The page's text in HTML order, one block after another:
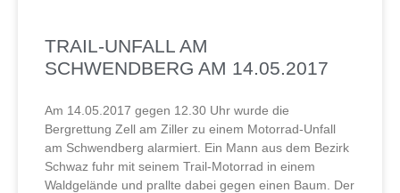
TRAIL-UNFALL AM
SCHWENDBERG AM 14.05.2017
Am 14.05.2017 gegen 12.30 Uhr wurde die
Bergrettung Zell am Ziller zu einem Motorrad-Unfall
am Schwendberg alarmiert. Ein Mann aus dem Bezirk
Schwaz fuhr mit seinem Trail-Motorrad in einem
Waldgelände und prallte dabei gegen einen Baum. Der